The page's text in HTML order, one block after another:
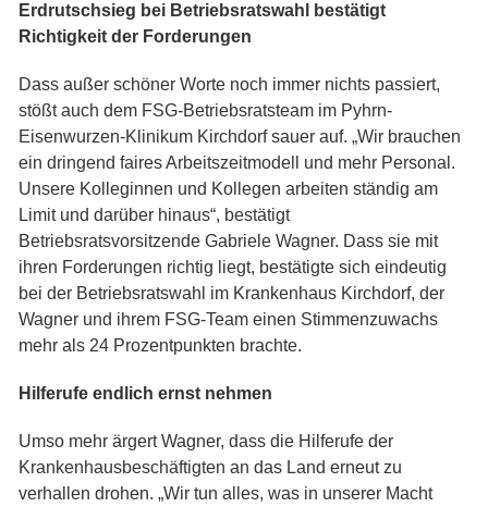
Erdrutschsieg bei Betriebsratswahl bestätigt
Richtigkeit der Forderungen
Dass außer schöner Worte noch immer nichts passiert,
stößt auch dem FSG-Betriebsratsteam im Pyhrn-
Eisenwurzen-Klinikum Kirchdorf sauer auf. „Wir brauchen
ein dringend faires Arbeitszeitmodell und mehr Personal.
Unsere Kolleginnen und Kollegen arbeiten ständig am
Limit und darüber hinaus“, bestätigt
Betriebsratsvorsitzende Gabriele Wagner. Dass sie mit
ihren Forderungen richtig liegt, bestätigte sich eindeutig
bei der Betriebsratswahl im Krankenhaus Kirchdorf, der
Wagner und ihrem FSG-Team einen Stimmenzuwachs
mehr als 24 Prozentpunkten brachte.
Hilferufe endlich ernst nehmen
Umso mehr ärgert Wagner, dass die Hilferufe der
Krankenhausbeschäftigten an das Land erneut zu
verhallen drohen. „Wir tun alles, was in unserer Macht